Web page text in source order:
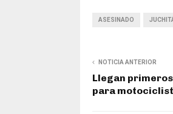
ASESINADO
NOTICIA ANTERIOR
Llegan
para